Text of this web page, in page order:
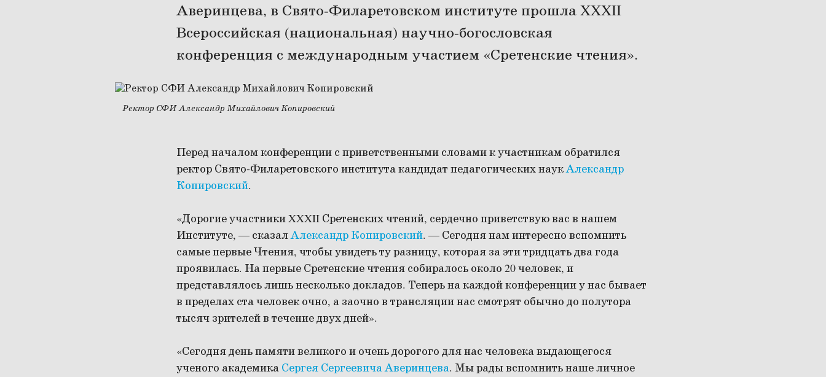
Аверинцева, в Свято-Филаретовском институте прошла XXXII
Всероссийская (национальная) научно-богословская
конференция с международным участием «Сретенские чтения».
Ректор СФИ Александр Михайлович Копировский
Перед началом конференции с приветственными словами к участникам обратился
ректор Свято-Филаретовского института кандидат педагогических наукАлександр
Копировский.
«Дорогие участники XXXII Сретенских чтений, сердечно приветствую вас в нашем
Институте, — сказалАлександр Копировский. — Сегодня нам интересно вспомнить
самые первые Чтения, чтобы увидеть ту разницу, которая за эти тридцать два года
проявилась. На первые Сретенские чтения собиралось около 20 человек, и
представлялось лишь несколько докладов. Теперь на каждой конференции у нас бывает
в пределах ста человек очно, а заочно в трансляции нас смотрят обычно до полутора
тысяч зрителей в течение двух дней».
«Сегодня день памяти великого и очень дорогого для нас человека выдающегося
ученого академика Сергея Сергеевича Аверинцева. Мы рады вспомнить наше личное